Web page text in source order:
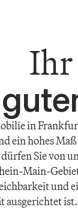
in
ein hohes
Sie von
Main-
und
ausgerichtet ist.